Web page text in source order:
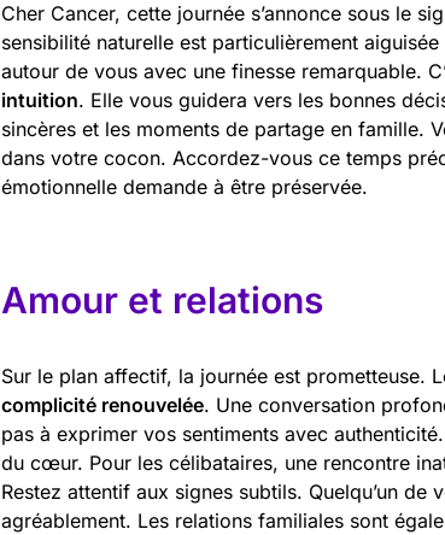
Cher Cancer, cette journée s’annonce sous le
sensibilité naturelle est particulièrement
autour de vous avec une finesse remarquable.
intuition. Elle vous guidera vers les bonnes
sincères et les moments de partage en famille.
dans votre cocon. Accordez-vous ce temps
émotionnelle demande à être préservée.
Amour et relations
Sur le plan affectif, la journée est prometteuse.
complicité renouvelée. Une conversation
pas à exprimer vos sentiments avec
du cœur. Pour les célibataires, une rencontre
Restez attentif aux signes subtils. Quelqu’un
agréablement. Les relations familiales sont